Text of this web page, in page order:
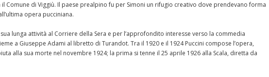
Comune di Viggiù. Il paese prealpino fu per Simoni un rifugio creativo dove prendevano forma
opera pucciniana.
lunga attività al Corriere della Sera e per l’approfondito interesse verso la commedia
a Giuseppe Adami al libretto di Turandot. Tra il 1920 e il 1924 Puccini compose l’opera,
alla sua morte nel novembre 1924; la prima si tenne il 25 aprile 1926 alla Scala, diretta da